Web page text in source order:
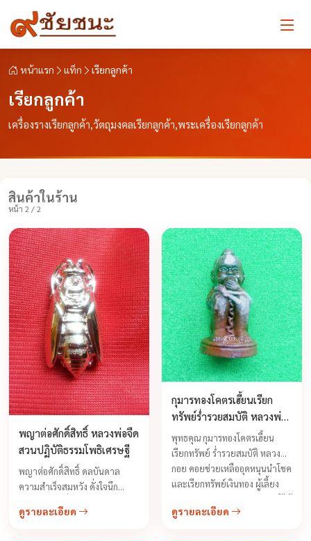
หน้าแรก แท็ก เรียกลูกค้า
เรียกลูกค้า
เครื่องรางเรียกลูกค้า,วัตถุมงคลเรียกลูกค้า,พระเครื่องเรียกลูกค้า
สินค้าในร้าน
หน้า 2 / 2
พญาต่อศักดิ์สิทธิ์ หลวงพ่อจืด
สวนปฏิบัติธรรมโพธิเศรษฐี
พญาต่อศักดิ์สิทธิ์ ดลบันดาล
ความสำเร็จสมหวัง ดั่งใจนึก
ดี มีกำไรเรียกลูกค้าเข้าร้าน เจรจา
ดูรายละเอียด
กุมารทองโคตรเฮี้ยนเรียก
ทรัพย์ร่ำรวยสมบัติ หลวงพ่อ
กอย วัดเขาดินใต้
พุทธคุณ กุมารทองโคตรเฮี้ยน
เรียกทรัพย์ ร่ำรวยสมบัติ หลวงพ่อ
กอย คอยช่วยเหลืออุดหนุนนำโชค
และเรียกทรัพย์เงินทอง ผู้เลี้ยง
เลย ...
ดูรายละเอียด